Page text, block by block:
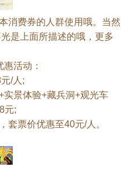
费券的人群使用哦。当然
是上面所描述的哦，更多
活动：
/人;
景体验+藏兵洞+观光车
元;
票价优惠至40元/人。